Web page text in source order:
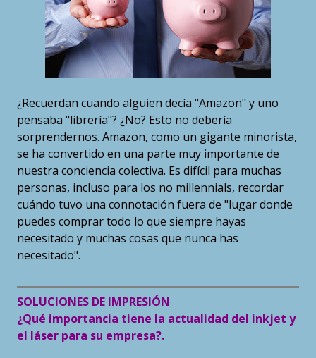
¿Recuerdan cuando alguien decía "Amazon" y uno
pensaba "librería"? ¿No? Esto no debería
sorprendernos. Amazon, como un gigante minorista,
se ha convertido en una parte muy importante de
nuestra conciencia colectiva. Es difícil para muchas
personas, incluso para los no millennials, recordar
cuándo tuvo una connotación fuera de "lugar donde
puedes comprar todo lo que siempre hayas
necesitado y muchas cosas que nunca has
necesitado".
SOLUCIONES DE IMPRESIÓN
¿Qué importancia tiene la actualidad del inkjet y
el láser para su empresa?.